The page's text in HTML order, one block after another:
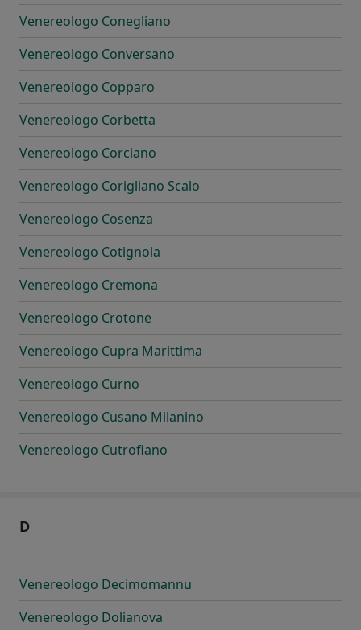
Venereologo Conegliano
Venereologo Conversano
Venereologo Copparo
Venereologo Corbetta
Venereologo Corciano
Venereologo Corigliano Scalo
Venereologo Cosenza
Venereologo Cotignola
Venereologo Cremona
Venereologo Crotone
Venereologo Cupra Marittima
Venereologo Curno
Venereologo Cusano Milanino
Venereologo Cutrofiano
D
Venereologo Decimomannu
Venereologo Dolianova